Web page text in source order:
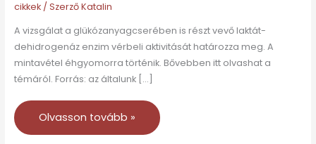
cikkek/ SzerzőKatalin
A vizsgálat a glükózanyagcserében is részt vevő laktát-
dehidrogenáz enzim vérbeli aktivitását határozza meg. A
mintavétel éhgyomorra történik. Bővebben itt olvashat a
témáról. Forrás: az általunk […]
Olvasson tovább »